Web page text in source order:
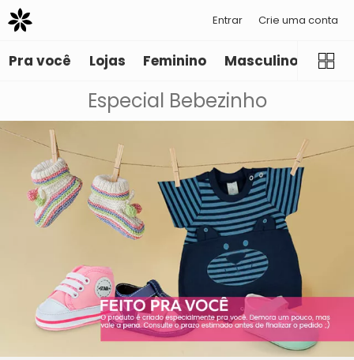
Entrar Crie uma conta
Pra você Lojas Feminino Masculino
Especial Bebezinho